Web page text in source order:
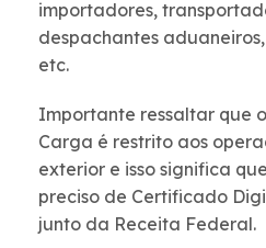
importadores,
despachantes
etc.
Importante ressaltar que
Carga é restrito aos
exterior e isso significa
preciso de Certificado
junto da Receita Federal.